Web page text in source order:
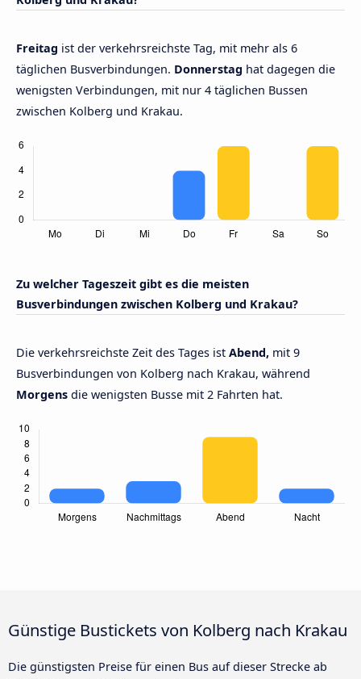
Freitag ist der verkehrsreichste Tag, mit mehr als 6
täglichen Busverbindungen. Donnerstag hat dagegen die
wenigsten Verbindungen, mit nur 4 täglichen Bussen
zwischen Kolberg und Krakau.
Zu welcher Tageszeit gibt es die meisten
Busverbindungen zwischen Kolberg und Krakau?
Die verkehrsreichste Zeit des Tages ist Abend, mit 9
Busverbindungen von Kolberg nach Krakau, während
Morgens die wenigsten Busse mit 2 Fahrten hat.
Günstige Bustickets von Kolberg nach Krakau
Die günstigsten Preise für einen Bus auf dieser Strecke ab